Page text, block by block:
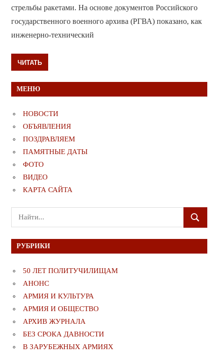
стрельбы ракетами. На основе документов Российского
государственного военного архива (РГВА) показано, как
инженерно-технический
ЧИТАТЬ
МЕНЮ
НОВОСТИ
ОБЪЯВЛЕНИЯ
ПОЗДРАВЛЯЕМ
ПАМЯТНЫЕ ДАТЫ
ФОТО
ВИДЕО
КАРТА САЙТА
Поиск
для:
ПОИСК
РУБРИКИ
50 ЛЕТ ПОЛИТУЧИЛИЩАМ
АНОНС
АРМИЯ И КУЛЬТУРА
АРМИЯ И ОБЩЕСТВО
АРХИВ ЖУРНАЛА
БЕЗ СРОКА ДАВНОСТИ
В ЗАРУБЕЖНЫХ АРМИЯХ